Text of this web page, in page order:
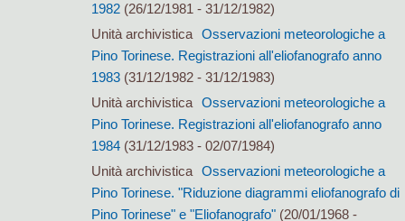
1982(26/12/1981 - 31/12/1982)
Unità archivistica Osservazioni meteorologiche a
Pino Torinese. Registrazioni all'eliofanografo anno
1983(31/12/1982 - 31/12/1983)
Unità archivistica Osservazioni meteorologiche a
Pino Torinese. Registrazioni all'eliofanografo anno
1984(31/12/1983 - 02/07/1984)
Unità archivistica Osservazioni meteorologiche a
Pino Torinese. "Riduzione diagrammi eliofanografo di
Pino Torinese" e "Eliofanografo"(20/01/1968 -